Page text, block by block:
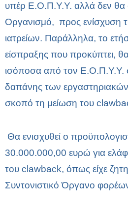
υπέρ Ε.Ο.Π.Υ.Υ. αλλά δεν θα
Οργανισμό, προς ενίσχυση
ιατρείων. Παράλληλα, το
είσπραξης που προκύπτει,
ισόποσα από τον Ε.Ο.Π.Υ.Υ.
δαπάνης των
σκοπό τη μείωση του
Θα ενισχυθεί ο
30.000.000,00 ευρώ για
του clawback, όπως είχε
Συντονιστικό Όργανο